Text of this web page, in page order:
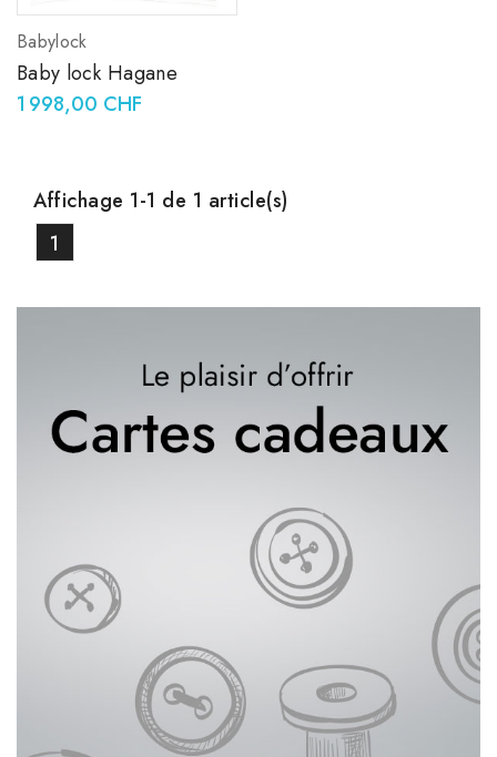
Babylock
Baby lock Hagane
1 998,00 CHF
Affichage 1-1 de 1 article(s)
1